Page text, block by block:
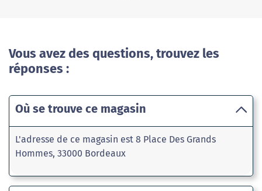
Vous avez des questions, trouvez les
réponses :
Où se trouve ce magasin
L'adresse de ce magasin est 8 Place Des Grands
Hommes, 33000 Bordeaux